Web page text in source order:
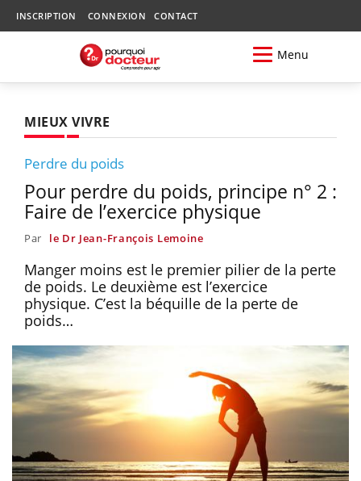
INSCRIPTION CONNEXION CONTACT
Menu
MIEUX VIVRE
Perdre du poids
Pour perdre du poids, principe n° 2 :
Faire de l’exercice physique
Par le Dr Jean-François Lemoine
Manger moins est le premier pilier de la perte
de poids. Le deuxième est l’exercice
physique. C’est la béquille de la perte de
poids…